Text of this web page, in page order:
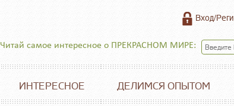
Вход/
Читай самое интересное о ПРЕКРАСНОМ МИРЕ:
ИНТЕРЕСНОЕ ДЕЛИМСЯ ОПЫТОМ